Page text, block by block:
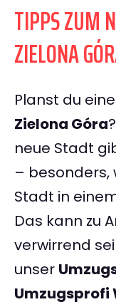
TIPPS ZUM
ZIELONA
Planst du
Zielona Góra
neue Stadt
– besonders,
Stadt in
Das kann zu
verwirrend
unser
Umzugsprofi